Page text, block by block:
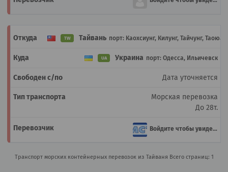
TW Тайвань порт: Каохсиунг, Килунг, Тайчунг,
UA Украина порт: Одесса, Ильичевск
Дата уточняется
Морская перевозка
До 28т.
Войдите чтобы увидеть
Транспорт морских контейнерных перевозок из Тайваня Всего страниц: 1